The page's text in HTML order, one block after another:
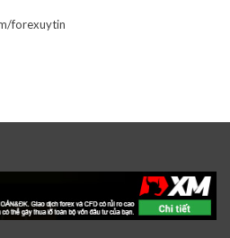
forexuytin